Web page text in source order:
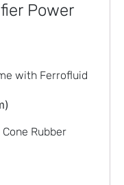
Power
with Ferrofluid
Rubber